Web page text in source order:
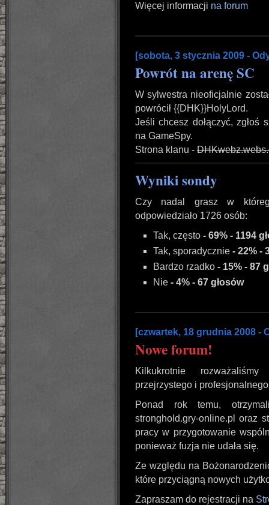
Więcej informacji na forum
[sobota, 3 stycznia 2009 -
Powrót na arenę SC
W sylwestra nieoficjalnie
powrócił {{DHK}}HolyLord.
Jeśli chcesz dołączyć, zgłoś
na GameSpy.
Strona klanu -
Wyniki sondy
Czy nadal grasz w
odpowiedziało 1726 osób:
Tak, często - 69% - 1194
Tak, sporadycznie - 22% -
Bardzo rzadko - 15% - 87
Nie - 4% - 67 głosów
[czwartek, 18 grudnia 2008 -
Nowe forum!
Kilkukrotnie
przejrzystego i
Ponad rok temu,
stronghold.gry-online.pl oraz
pracy w przygotowanie
ponieważ fuzja nie udała się.
Ze względu na
które przyciągną nowych
Zapraszam do rejestracji na